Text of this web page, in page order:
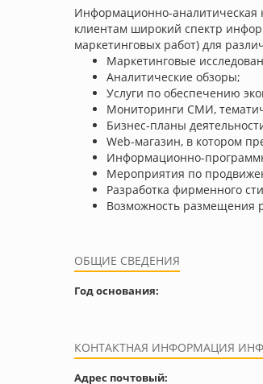
Информационно-
клиентам широкий спектр
маркетинговых работ) для
Маркетинговые
Аналитические обзоры;
Услуги по обеспечению
Мониторинги СМИ,
Бизнес-планы
Web-магазин, в котором
Информационно-
Мероприятия по
Разработка фирменного
Возможность размещения
ОБЩИЕ СВЕДЕНИЯ
Год основания:
КОНТАКТНАЯ ИНФОРМАЦИЯ
Адрес почтовый: